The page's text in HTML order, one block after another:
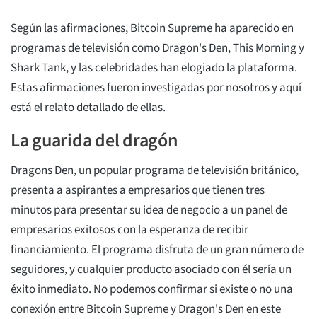
Según las afirmaciones, Bitcoin Supreme ha aparecido en
programas de televisión como Dragon's Den, This Morning y
Shark Tank, y las celebridades han elogiado la plataforma.
Estas afirmaciones fueron investigadas por nosotros y aquí
está el relato detallado de ellas.
La guarida del dragón
Dragons Den, un popular programa de televisión británico,
presenta a aspirantes a empresarios que tienen tres
minutos para presentar su idea de negocio a un panel de
empresarios exitosos con la esperanza de recibir
financiamiento. El programa disfruta de un gran número de
seguidores, y cualquier producto asociado con él sería un
éxito inmediato. No podemos confirmar si existe o no una
conexión entre Bitcoin Supreme y Dragon's Den en este